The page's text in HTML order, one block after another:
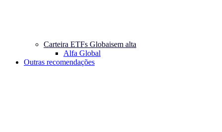
Carteira ETFs Globaisem alta
Alfa Global
Outras recomendações